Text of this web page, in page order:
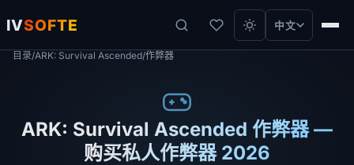
IVSOFTE 中文
目录/ARK: Survival Ascended/作弊器
ARK: Survival Ascended 作弊器 —
购买私人作弊器 2026